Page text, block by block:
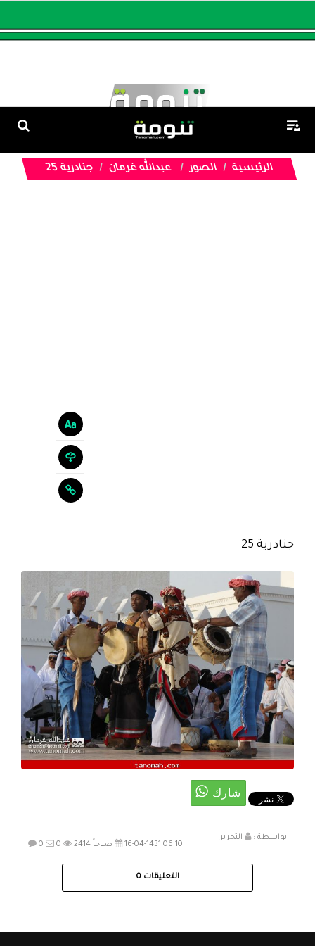
الرئيسية الصور عبدالله غرمان جنادرية 25
جنادرية 25
بواسطة :
التحرير
16-04-1431 06:10 صباحاً
0 0 2414
التعليقات 0